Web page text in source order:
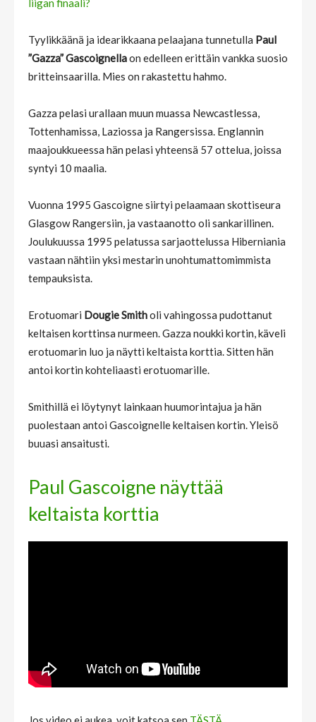
Tyylikkäänä ja idearikkaana pelaajana tunnetulla Paul
”Gazza” Gascoignellaon edelleen erittäin vankka suosio
britteinsaarilla. Mies on rakastettu hahmo.
Gazza pelasi urallaan muun muassa Newcastlessa,
Tottenhamissa, Laziossa ja Rangersissa. Englannin
maajoukkueessa hän pelasi yhteensä 57 ottelua, joissa
syntyi 10 maalia.
Vuonna 1995 Gascoigne siirtyi pelaamaan skottiseura
Glasgow Rangersiin, ja vastaanotto oli sankarillinen.
Joulukuussa 1995 pelatussa sarjaottelussa Hiberniania
vastaan nähtiin yksi mestarin unohtumattomimmista
tempauksista.
Erotuomari Dougie Smitholi vahingossa pudottanut
keltaisen korttinsa nurmeen. Gazza noukki kortin, käveli
erotuomarin luo ja näytti keltaista korttia. Sitten hän
antoi kortin kohteliaasti erotuomarille.
Smithillä ei löytynyt lainkaan huumorintajua ja hän
puolestaan antoi Gascoignelle keltaisen kortin. Yleisö
buuasi ansaitusti.
Paul Gascoigne näyttää
keltaista korttia